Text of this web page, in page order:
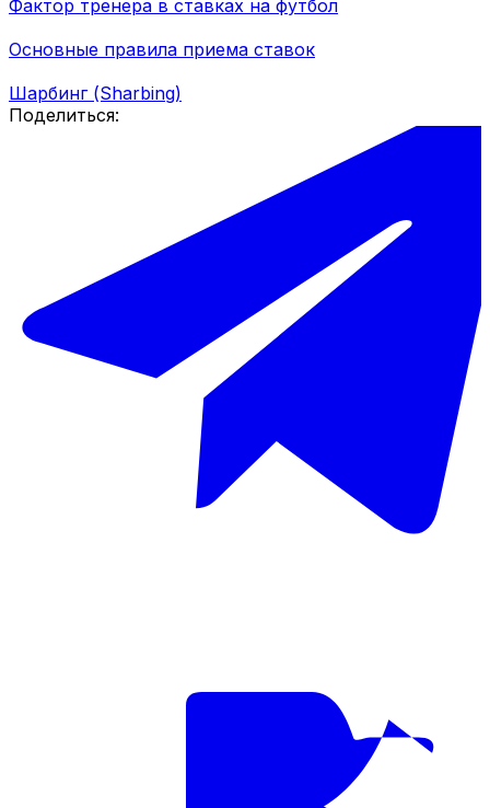
Фактор тренера в ставках на футбол
Основные правила приема ставок
Шарбинг (Sharbing)
Поделиться: